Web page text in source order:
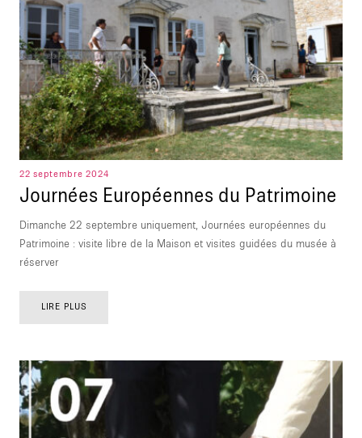
22 septembre 2024
Journées Européennes du Patrimoine
Dimanche 22 septembre uniquement, Journées européennes du
Patrimoine : visite libre de la Maison et visites guidées du musée à
réserver
LIRE PLUS